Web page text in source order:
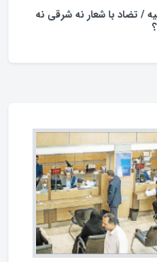
/ تضاد با شعار نه شرقی نه